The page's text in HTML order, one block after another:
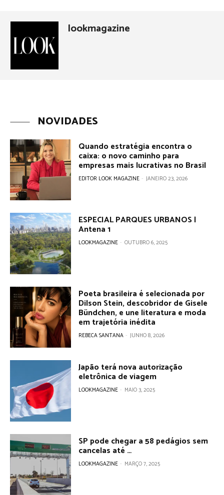
lookmagazine
NOVIDADES
Quando estratégia encontra o
caixa: o novo caminho para
empresas mais lucrativas no Brasil
EDITOR LOOK MAGAZINE - JANEIRO 23, 2026
ESPECIAL PARQUES URBANOS |
Antena 1
LOOKMAGAZINE - OUTUBRO 6, 2025
Poeta brasileira é selecionada por
Dilson Stein, descobridor de Gisele
Bündchen, e une literatura e moda
em trajetória inédita
REBECA SANTANA - JUNHO 8, 2026
Japão terá nova autorização
eletrônica de viagem
LOOKMAGAZINE - MAIO 3, 2025
SP pode chegar a 58 pedágios sem
cancelas até …
LOOKMAGAZINE - MARÇO 7, 2025